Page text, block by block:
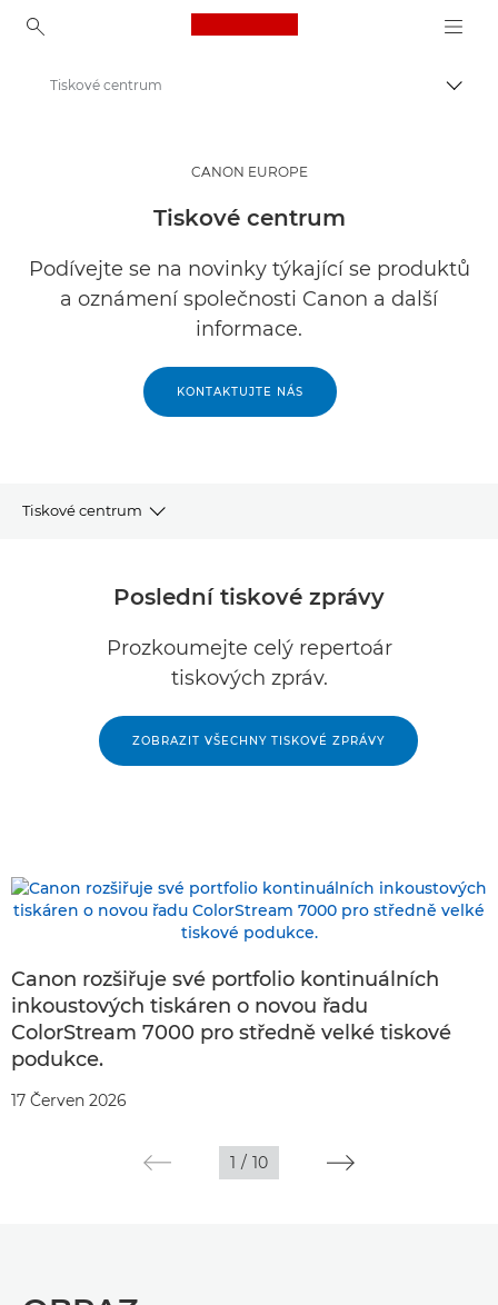
Canon Logo, back to
Tiskové centrum
CANON EUROPE
Tiskové centrum
Podívejte se na novinky týkající se produktů
a oznámení společnosti Canon a další
informace.
KONTAKTUJTE NÁS
Tiskové centrum
PR kontakty
Poslední tiskové zprávy
Prozkoumejte celý repertoár
tiskových zpráv.
ZOBRAZIT VŠECHNY TISKOVÉ ZPRÁVY
Canon rozšiřuje své portfolio kontinuálních
inkoustových tiskáren o novou řadu
ColorStream 7000 pro středně velké tiskové
podukce.
17 Červen 2026
1 / 10